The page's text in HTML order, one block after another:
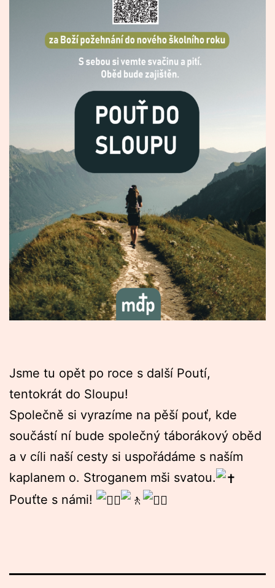
Jsme tu opět po roce s další Poutí,
tentokrát do Sloupu!
Společně si vyrazíme na pěší pouť, kde
součástí ní bude společný táborákový oběd
a v cíli naší cesty si uspořádáme s naším
kaplanem o. Stroganem mši svatou.
Pouťte s námi!